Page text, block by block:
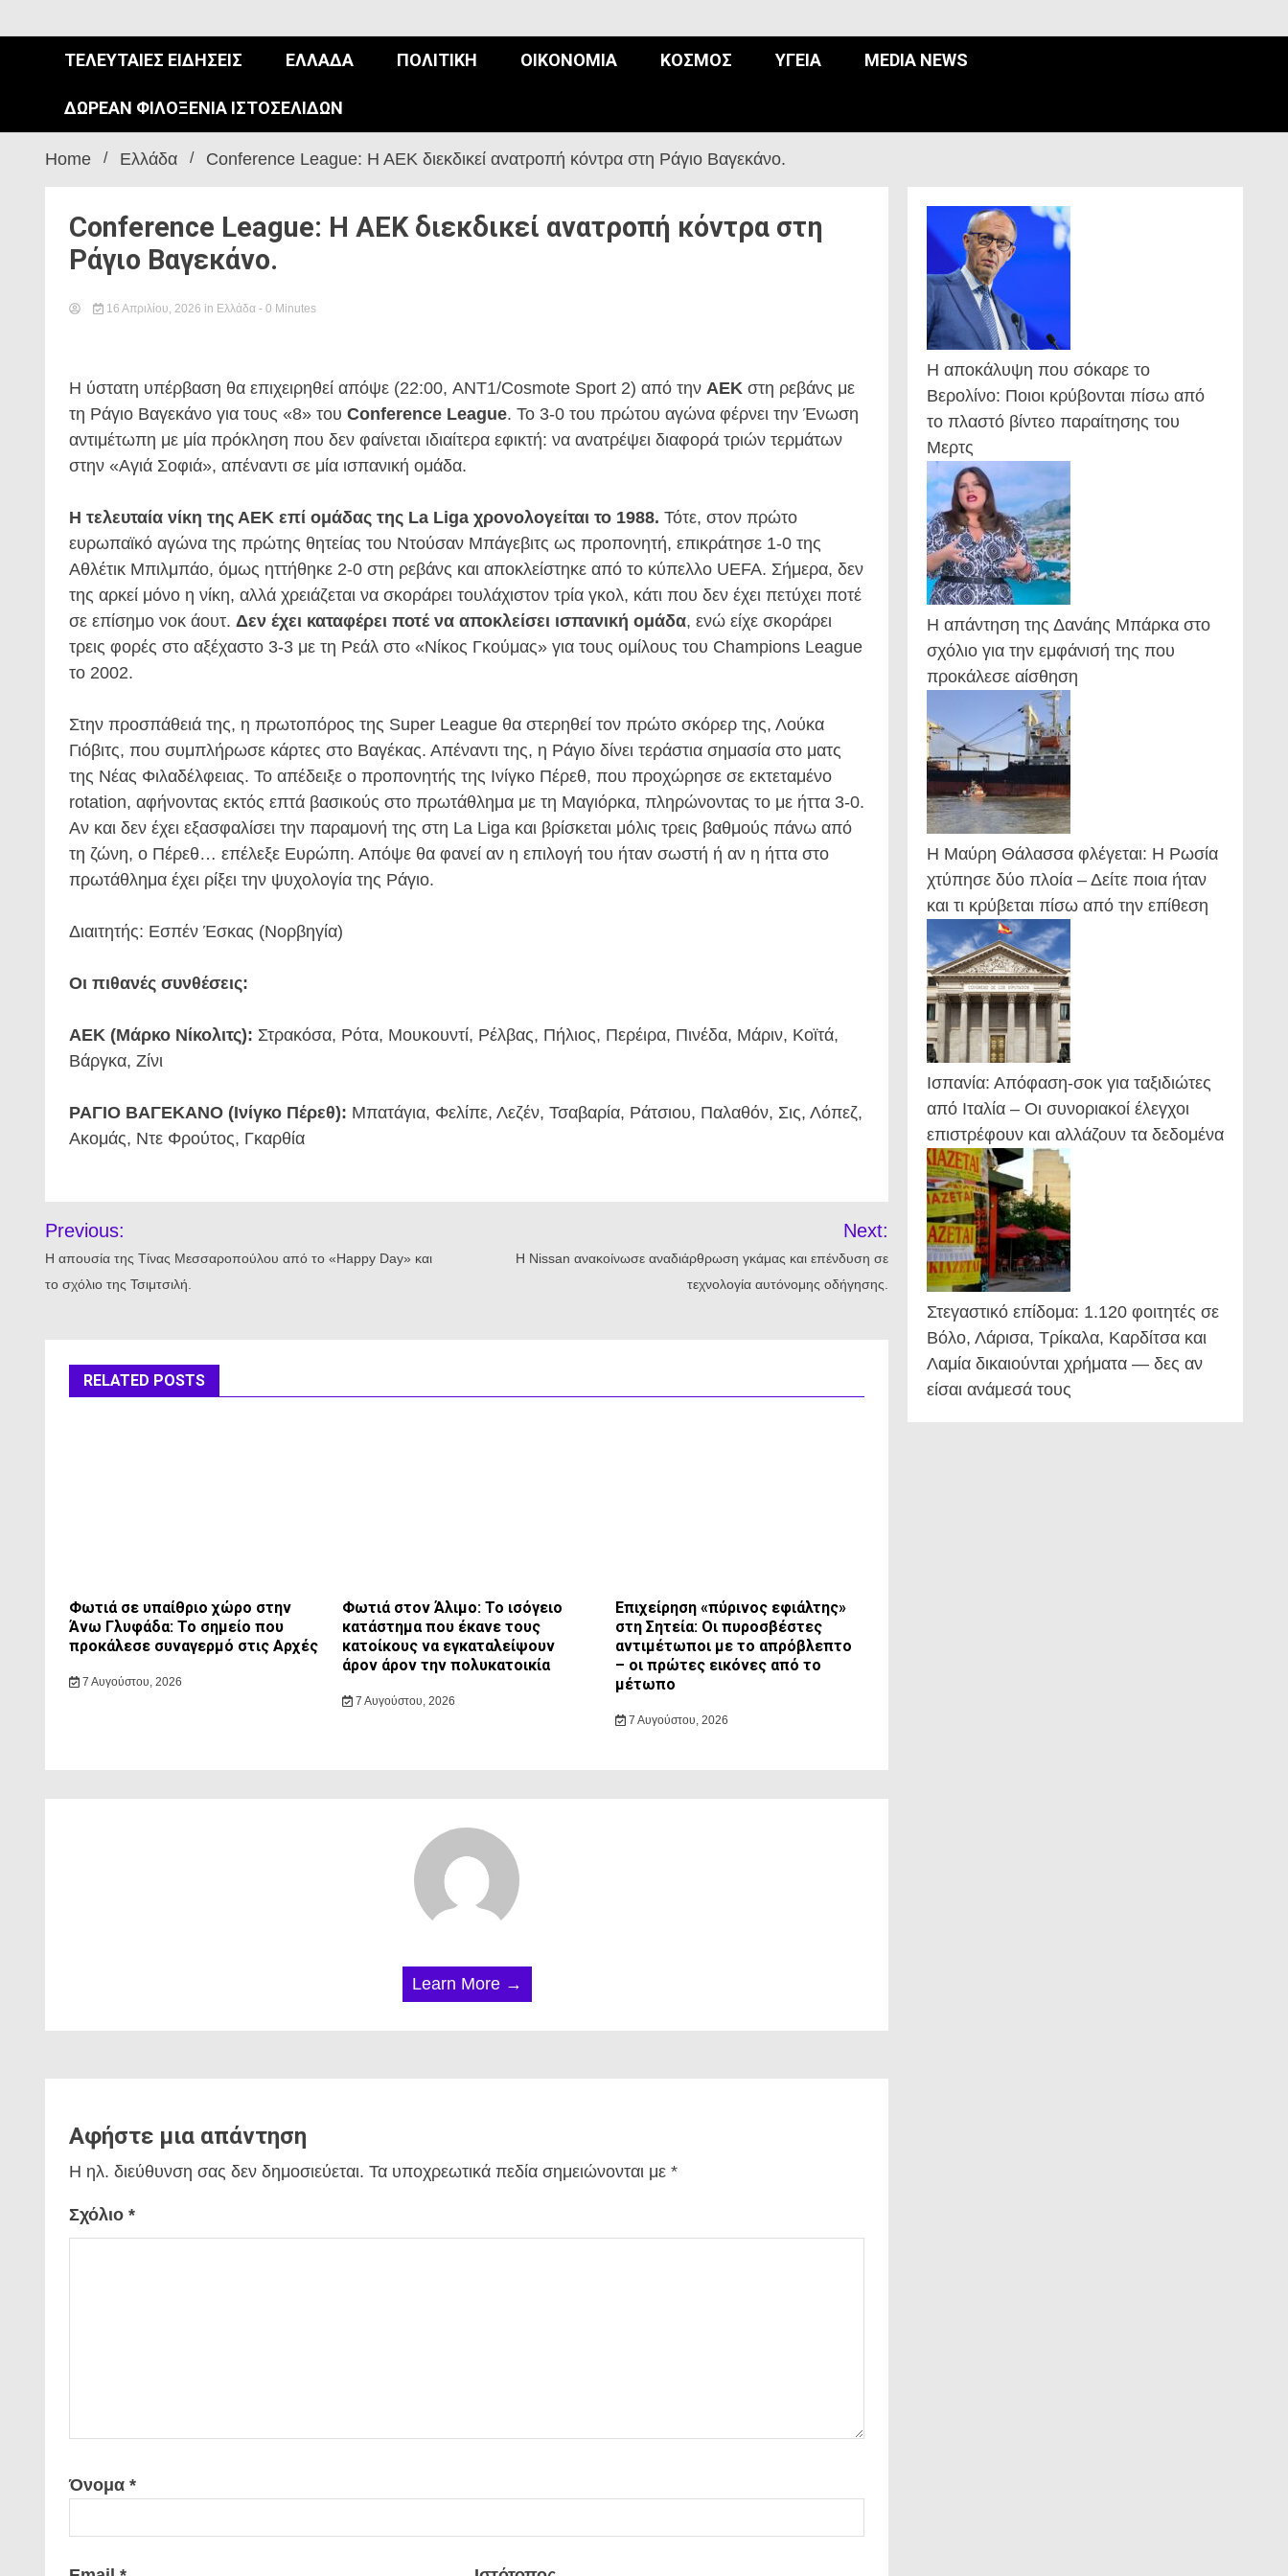
ΤΕΛΕΥΤΑΊΕΣ ΕΙΔΉΣΕΙΣ ΕΛΛΆΔΑ ΠΟΛΙΤΙΚΉ ΟΙΚΟΝΟΜΊΑ ΚΌΣΜΟΣ ΥΓΕΊΑ MEDIA NEWS
ΔΩΡΕΆΝ ΦΙΛΟΞΕΝΊΑ ΙΣΤΟΣΕΛΊΔΩΝ
Home Ελλάδα Conference League: Η ΑΕΚ διεκδικεί ανατροπή κόντρα στη Ράγιο Βαγεκάνο.
Conference League: Η ΑΕΚ διεκδικεί ανατροπή κόντρα στη
Ράγιο Βαγεκάνο.
16 Απριλίου, 2026 in Ελλάδα - 0 Minutes
Η ύστατη υπέρβαση θα επιχειρηθεί απόψε (22:00, ANT1/Cosmote Sport 2) από την ΑΕΚ στη ρεβάνς με
τη Ράγιο Βαγεκάνο για τους «8» του Conference League. Το 3-0 του πρώτου αγώνα φέρνει την Ένωση
αντιμέτωπη με μία πρόκληση που δεν φαίνεται ιδιαίτερα εφικτή: να ανατρέψει διαφορά τριών τερμάτων
στην «Αγιά Σοφιά», απέναντι σε μία ισπανική ομάδα.
Η τελευταία νίκη της ΑΕΚ επί ομάδας της La Liga χρονολογείται το 1988. Τότε, στον πρώτο
ευρωπαϊκό αγώνα της πρώτης θητείας του Ντούσαν Μπάγεβιτς ως προπονητή, επικράτησε 1-0 της
Αθλέτικ Μπιλμπάο, όμως ηττήθηκε 2-0 στη ρεβάνς και αποκλείστηκε από το κύπελλο UEFA. Σήμερα, δεν
της αρκεί μόνο η νίκη, αλλά χρειάζεται να σκοράρει τουλάχιστον τρία γκολ, κάτι που δεν έχει πετύχει ποτέ
σε επίσημο νοκ άουτ. Δεν έχει καταφέρει ποτέ να αποκλείσει ισπανική ομάδα, ενώ είχε σκοράρει
τρεις φορές στο αξέχαστο 3-3 με τη Ρεάλ στο «Νίκος Γκούμας» για τους ομίλους του Champions League
το 2002.
Στην προσπάθειά της, η πρωτοπόρος της Super League θα στερηθεί τον πρώτο σκόρερ της, Λούκα
Γιόβιτς, που συμπλήρωσε κάρτες στο Βαγέκας. Απέναντι της, η Ράγιο δίνει τεράστια σημασία στο ματς
της Νέας Φιλαδέλφειας. Το απέδειξε ο προπονητής της Ινίγκο Πέρεθ, που προχώρησε σε εκτεταμένο
rotation, αφήνοντας εκτός επτά βασικούς στο πρωτάθλημα με τη Μαγιόρκα, πληρώνοντας το με ήττα 3-0.
Αν και δεν έχει εξασφαλίσει την παραμονή της στη La Liga και βρίσκεται μόλις τρεις βαθμούς πάνω από
τη ζώνη, ο Πέρεθ… επέλεξε Ευρώπη. Απόψε θα φανεί αν η επιλογή του ήταν σωστή ή αν η ήττα στο
πρωτάθλημα έχει ρίξει την ψυχολογία της Ράγιο.
Διαιτητής: Εσπέν Έσκας (Νορβηγία)
Οι πιθανές συνθέσεις:
ΑΕΚ (Μάρκο Νίκολιτς): Στρακόσα, Ρότα, Μουκουντί, Ρέλβας, Πήλιος, Περέιρα, Πινέδα, Μάριν, Κοϊτά,
Βάργκα, Ζίνι
ΡΑΓΙΟ ΒΑΓΕΚΑΝΟ (Ινίγκο Πέρεθ): Μπατάγια, Φελίπε, Λεζέν, Τσαβαρία, Ράτσιου, Παλαθόν, Σις, Λόπεζ,
Ακομάς, Ντε Φρούτος, Γκαρθία
άρθρων
Previous:
Η απουσία της Τίνας Μεσσαροπούλου από το «Happy Day» και
το σχόλιο της Τσιμτσιλή.
Next:
Η Nissan ανακοίνωσε αναδιάρθρωση γκάμας και επένδυση σε
τεχνολογία αυτόνομης οδήγησης.
RELATED POSTS
Φωτιά σε υπαίθριο χώρο στην
Άνω Γλυφάδα: Το σημείο που
προκάλεσε συναγερμό στις Αρχές
7 Αυγούστου, 2026
Φωτιά στον Άλιμο: Το ισόγειο
κατάστημα που έκανε τους
κατοίκους να εγκαταλείψουν
άρον άρον την πολυκατοικία
7 Αυγούστου, 2026
Επιχείρηση «πύρινος εφιάλτης»
στη Σητεία: Οι πυροσβέστες
αντιμέτωποι με το απρόβλεπτο
– οι πρώτες εικόνες από το
μέτωπο
7 Αυγούστου, 2026
Learn More →
Αφήστε μια απάντηση
Η ηλ. διεύθυνση σας δεν δημοσιεύεται. Τα υποχρεωτικά πεδία σημειώνονται με *
Σχόλιο *
Όνομα *
Η αποκάλυψη που σόκαρε το
Βερολίνο: Ποιοι κρύβονται πίσω από
το πλαστό βίντεο παραίτησης του
Μερτς
Η απάντηση της Δανάης Μπάρκα στο
σχόλιο για την εμφάνισή της που
προκάλεσε αίσθηση
Η Μαύρη Θάλασσα φλέγεται: Η Ρωσία
χτύπησε δύο πλοία – Δείτε ποια ήταν
και τι κρύβεται πίσω από την επίθεση
Ισπανία: Απόφαση-σοκ για ταξιδιώτες
από Ιταλία – Οι συνοριακοί έλεγχοι
επιστρέφουν και αλλάζουν τα δεδομένα
Στεγαστικό επίδομα: 1.120 φοιτητές σε
Βόλο, Λάρισα, Τρίκαλα, Καρδίτσα και
Λαμία δικαιούνται χρήματα — δες αν
είσαι ανάμεσά τους